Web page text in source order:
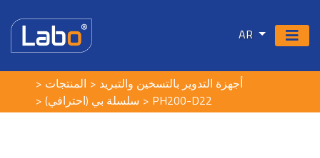
AR
المنتجات
أجهزة التدوير بالتسخين والتبريد
سلسلة بي (احترافي)
PH200-D22